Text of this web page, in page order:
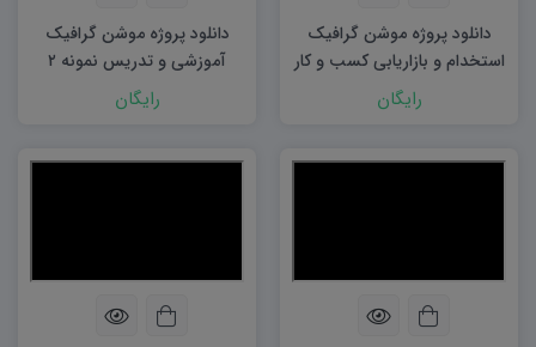
دانلود پروژه موشن گرافیک
استخدام و بازاریابی کسب و کار
رایگان
دانلود پروژه موشن گرافیک
آموزشی و تدریس نمونه ۲
رایگان